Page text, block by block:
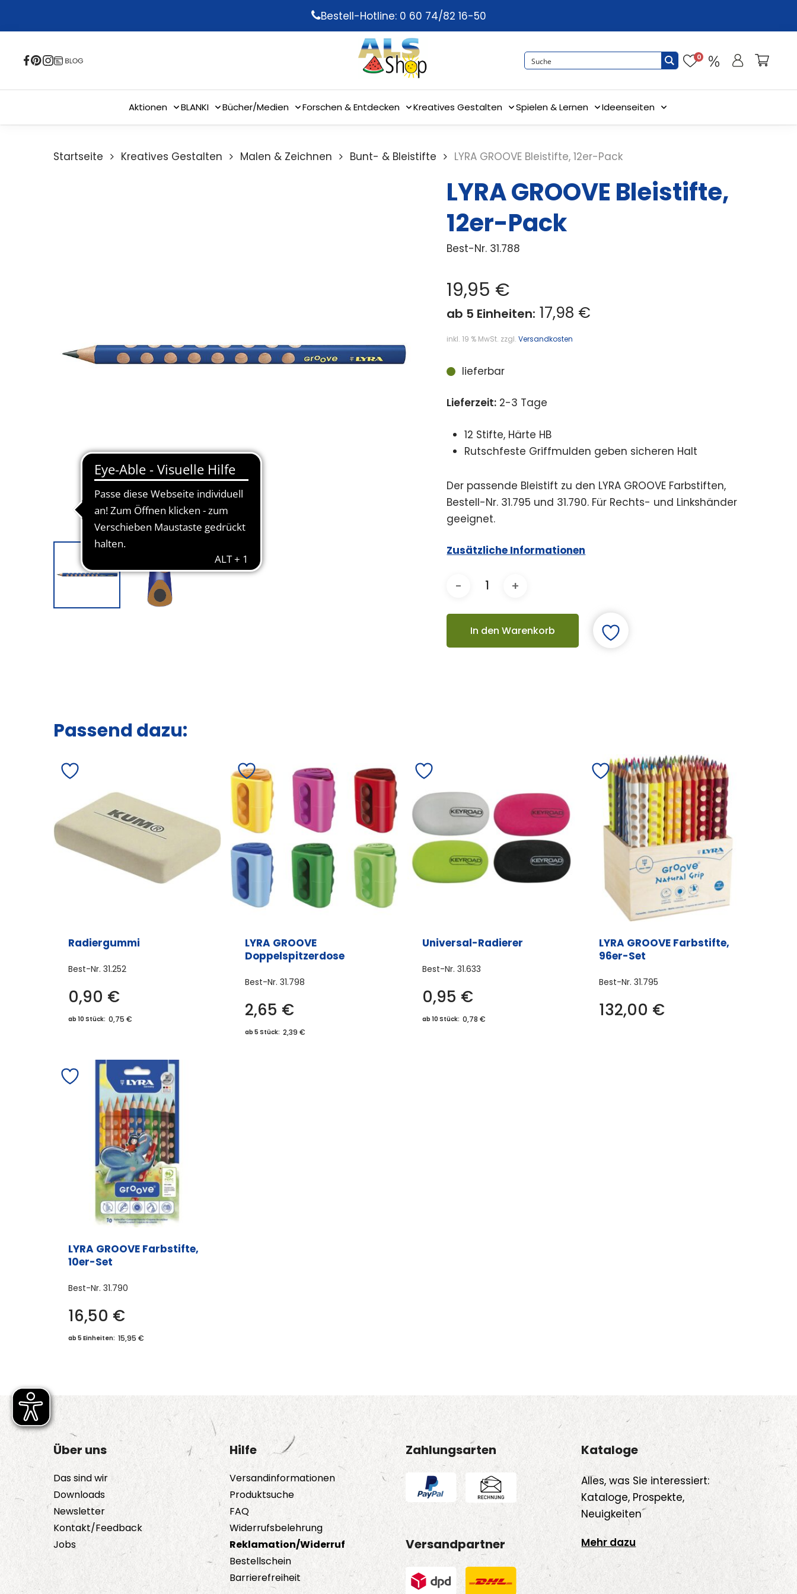
content
Bestell-Hotline: 0 60 74/82 16-50
0
Aktionen BLANKI Bücher/Medien Forschen & Entdecken Kreatives Gestalten Spielen & Lernen Ideenseiten
Startseite Kreatives Gestalten Malen & Zeichnen Bunt- & Bleistifte LYRA GROOVE Bleistifte, 12er-Pack
LYRA GROOVE Bleistifte,
12er-Pack
Best-Nr. 31.788
19,95 €
ab 5 Einheiten: 17,98 €
inkl. 19 % MwSt. zzgl.Versandkosten
lieferbar
Lieferzeit: 2-3 Tage
12 Stifte, Härte HB
Rutschfeste Griffmulden geben sicheren Halt
Der passende Bleistift zu den LYRA GROOVE Farbstiften,
Bestell-Nr. 31.795 und 31.790. Für Rechts- und Linkshänder
geeignet.
Zusätzliche Informationen
In den Warenkorb
Passend dazu:
Radiergummi
Best-Nr. 31.252
0,90 €
ab 10 Stück: 0,75 €
LYRA GROOVE
Doppelspitzerdose
Best-Nr.31.798
2,65 €
ab 5 Stück: 2,39 €
Universal-Radierer
Best-Nr. 31.633
0,95 €
ab 10 Stück: 0,78 €
LYRA GROOVE Farbstifte,
96er-Set
Best-Nr. 31.795
132,00 €
LYRA GROOVE Farbstifte,
10er-Set
Best-Nr. 31.790
16,50 €
ab 5 Einheiten: 15,95 €
Über uns
Das sind wir
Downloads
Newsletter
Kontakt/Feedback
Jobs
Hilfe
Versandinformationen
Produktsuche
FAQ
Widerrufsbelehrung
Reklamation/Widerruf
Bestellschein
Barrierefreiheit
Zahlungsarten
Versandpartner
Kataloge
Alles, was Sie interessiert:
Kataloge, Prospekte,
Neuigkeiten
Mehr dazu